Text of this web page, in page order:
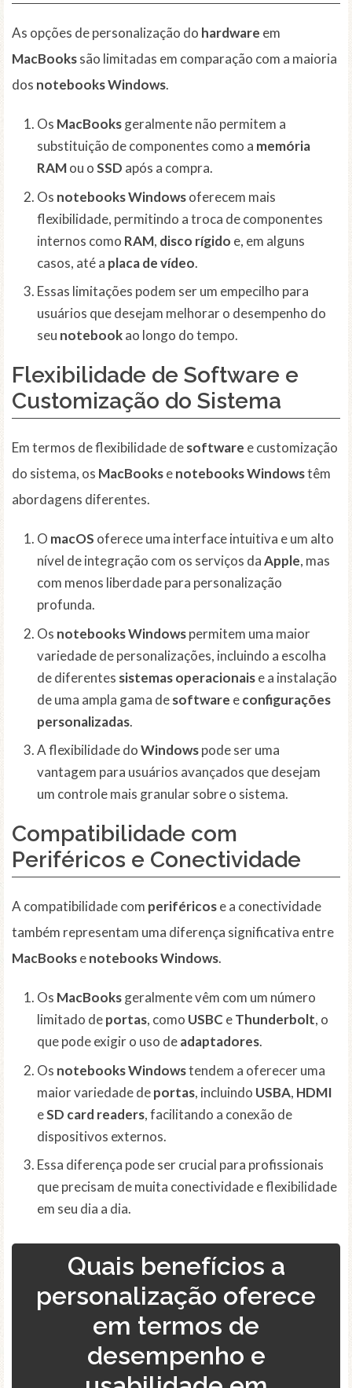
As opções de personalização do hardware em
MacBookssão limitadas em comparação com a maioria
dos notebooksWindows.
Os MacBooksgeralmente não permitem a
substituição de componentes como a memória
RAMou oSSD após a compra.
Os notebooksWindowsoferecem mais
flexibilidade, permitindo a troca de componentes
internos como RAM, disco rígido e, em alguns
casos, até a placa de vídeo.
Essas limitações podem ser um empecilho para
usuários que desejam melhorar o desempenho do
seu notebookao longo do tempo.
Flexibilidade de Software e
Customização do Sistema
Em termos de flexibilidade desoftware e customização
do sistema, os MacBooksenotebooksWindowstêm
abordagens diferentes.
O macOS oferece uma interface intuitiva e um alto
nível de integração com os serviços daApple, mas
com menos liberdade para personalização
profunda.
Os notebooksWindowspermitem uma maior
variedade de personalizações, incluindo a escolha
de diferentes sistemas operacionaise a instalação
de uma ampla gama desoftware econfigurações
personalizadas.
A flexibilidade doWindowspode ser uma
vantagem para usuários avançados que desejam
um controle mais granular sobre o sistema.
Compatibilidade com
Periféricos e Conectividade
A compatibilidade com periféricose a conectividade
também representam uma diferença significativa entre
MacBooksenotebooksWindows.
Os MacBooksgeralmente vêm com um número
limitado deportas, como USBC eThunderbolt, o
que pode exigir o uso deadaptadores.
Os notebooksWindowstendem a oferecer uma
maior variedade deportas, incluindo USBA, HDMI
eSD card readers, facilitando a conexão de
dispositivos externos.
Essa diferença pode ser crucial para profissionais
que precisam de muita conectividade e flexibilidade
em seu dia a dia.
Quais benefícios a
personalização oferece
em termos de
desempenho e